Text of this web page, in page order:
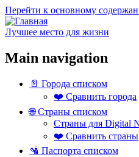
Перейти к основному
Лучшее место для жизни
Main navigation
📄 Города списком
❤️ Сравнить города
🌐 Страны списком
Страны для Digital
❤️ Сравнить страны
🛂 Паспорта списком